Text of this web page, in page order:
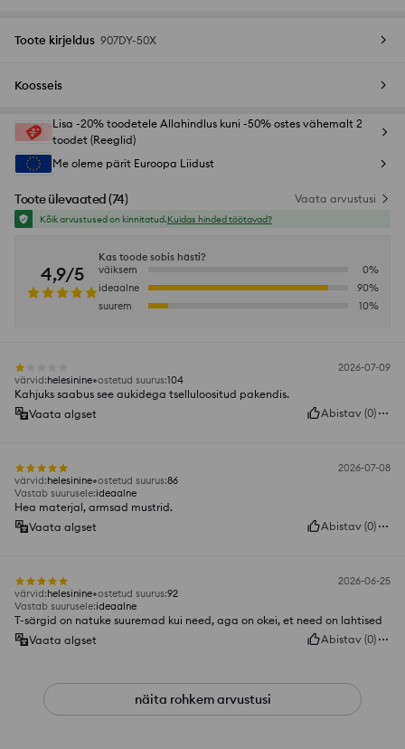
Toote kirjeldus 907DY-50X
Koosseis
Lisa -20% toodetele Allahindlus kuni -50% ostes vähemalt 2
toodet (Reeglid)
Me oleme pärit Euroopa Liidust
Toote ülevaated (74) Vaata arvustusi
Kõik arvustused on kinnitatud.Kuidas hinded töötavad?
4,9/5
Kas toode sobis hästi?
väiksem
0%
ideaalne
90%
suurem
10%
2026-07-09
värvid:helesinine ostetud suurus:104
Kahjuks saabus see aukidega tselluloositud pakendis.
Vaata algset
Abistav (0)
2026-07-08
värvid:helesinine ostetud suurus:86
Vastab suurusele:ideaalne
Hea materjal, armsad mustrid.
Vaata algset
Abistav (0)
2026-06-25
värvid:helesinine ostetud suurus:92
Vastab suurusele:ideaalne
T-särgid on natuke suuremad kui need, aga on okei, et need on lahtised
Vaata algset
Abistav (0)
näita rohkem arvustusi